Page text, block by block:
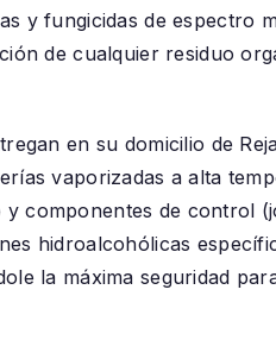
y fungicidas de espectro
de cualquier residuo
en su domicilio de
vaporizadas a alta
y componentes de control
hidroalcohólicas
la máxima seguridad